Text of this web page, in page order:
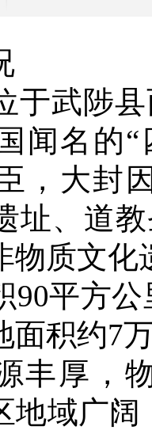
武陟县
闻名的
，大封
址、道
物质文化
平方公
面积约7
，物阜
地域广